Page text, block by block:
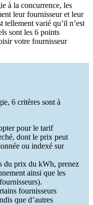
à la concurrence, les
leur fournisseur et leur
tellement varié qu’il n’est
sont les 6 points
votre fournisseur
6 critères sont à
pour le tarif
dont le prix peut
ou indexé sur
du prix du kWh, prenez
ainsi que les
fournisseurs
que d’autres